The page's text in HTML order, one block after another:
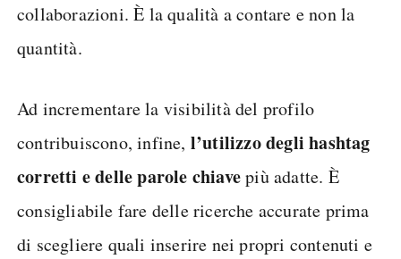
collaborazioni. È la qualità a contare e non la
quantità.
Ad incrementare la visibilità del profilo
contribuiscono, infine, l’utilizzo degli hashtag
corretti e delle parole chiavepiù adatte. È
consigliabile fare delle ricerche accurate prima
di scegliere quali inserire nei propri contenuti e